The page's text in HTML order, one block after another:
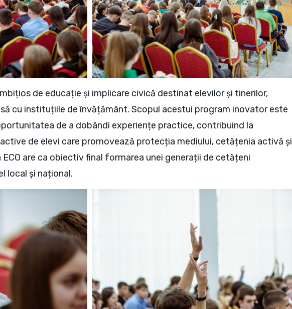
de educație și implicare civică destinat elevilor și tinerilor,
cu instituțiile de învățământ. Scopul acestui program inovator este
de a dobândi experiențe practice, contribuind la
de elevi care promovează protecția mediului, cetățenia activă și
are ca obiectiv final formarea unei generații de cetățeni
local și național.